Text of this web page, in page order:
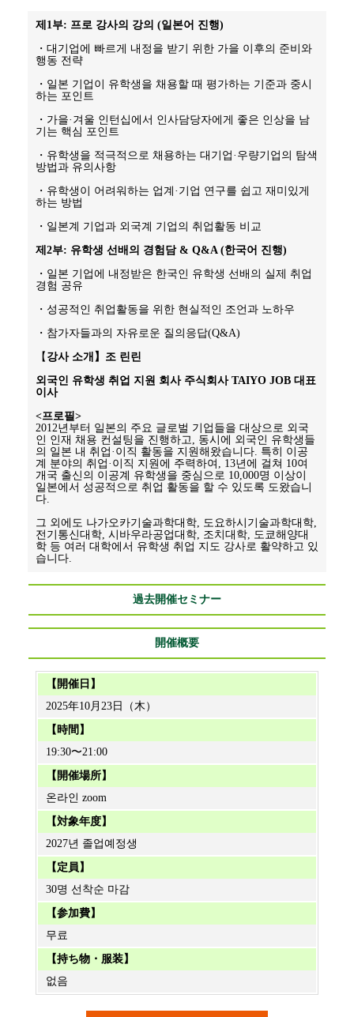
제1부: 프로 강사의 강의 (일본어 진행)
・대기업에 빠르게 내정을 받기 위한 가을 이후의 준비와
행동 전략
・일본 기업이 유학생을 채용할 때 평가하는 기준과 중시
하는 포인트
・가을·겨울 인턴십에서 인사담당자에게 좋은 인상을 남
기는 핵심 포인트
・유학생을 적극적으로 채용하는 대기업·우량기업의 탐색
방법과 유의사항
・유학생이 어려워하는 업계·기업 연구를 쉽고 재미있게
하는 방법
・일본계 기업과 외국계 기업의 취업활동 비교
제2부: 유학생 선배의 경험담 & Q&A (한국어 진행)
・일본 기업에 내정받은 한국인 유학생 선배의 실제 취업
경험 공유
・성공적인 취업활동을 위한 현실적인 조언과 노하우
・참가자들과의 자유로운 질의응답(Q&A)
【 강사 소개】조 린린
외국인 유학생 취업 지원 회사 주식회사 TAIYO JOB 대표
이사
<프로필>
2012년부터 일본의 주요 글로벌 기업들을 대상으로 외국
인 인재 채용 컨설팅을 진행하고, 동시에 외국인 유학생들
의 일본 내 취업·이직 활동을 지원해왔습니다. 특히 이공
계 분야의 취업·이직 지원에 주력하여, 13년에 걸쳐 10여
개국 출신의 이공계 유학생을 중심으로 10,000명 이상이
일본에서 성공적으로 취업 활동을 할 수 있도록 도왔습니
다.
그 외에도 나가오카기술과학대학, 도요하시기술과학대학,
전기통신대학, 시바우라공업대학, 조치대학, 도쿄해양대
학 등 여러 대학에서 유학생 취업 지도 강사로 활약하고 있
습니다.
過去開催セミナー
開催概要
【開催日】
2025年10月23日（木）
【時間】
19:30〜21:00
【開催場所】
온라인 zoom
【対象年度】
2027년 졸업예정생
【定員】
30명 선착순 마감
【参加費】
무료
【持ち物・服装】
없음